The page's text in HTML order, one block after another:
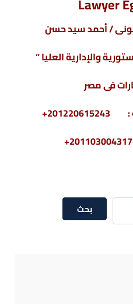
/ أحمد سيد حسن
والإدارية العليا “
فى مصر
بحث